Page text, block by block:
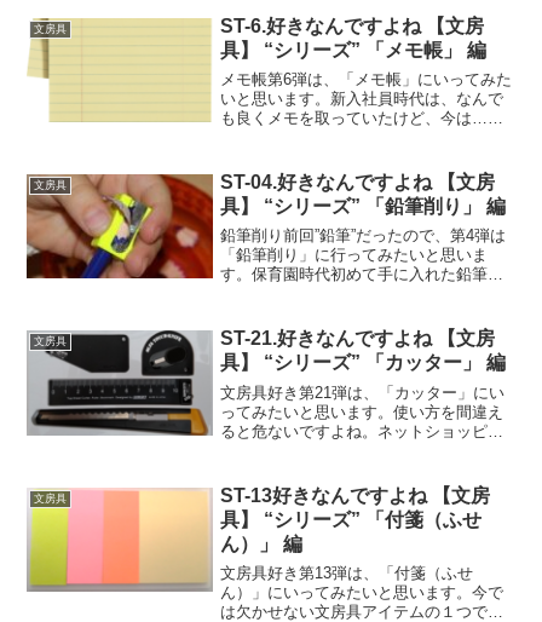
文房具
ST-6.好きなんですよね 【文房
具】 “シリーズ” 「メモ帳」 編
メモ帳第6弾は、「メモ帳」にいってみた
いと思います。新入社員時代は、なんで
も良くメモを取っていたけど、今は…ｗ
ましたね。付箋を持ち歩く機会の方が増
えている気もしますね。...
文房具
ST-04.好きなんですよね 【文房
具】 “シリーズ” 「鉛筆削り」 編
鉛筆削り前回”鉛筆”だったので、第4弾は
「鉛筆削り」に行ってみたいと思いま
す。保育園時代初めて手に入れた鉛筆削
ったときに、なんか気になっておねだり
したら買ってくれました...
文房具
ST-21.好きなんですよね 【文房
具】 “シリーズ” 「カッター」 編
文房具好き第21弾は、「カッター」にい
ってみたいと思います。使い方を間違え
ると危ないですよね。ネットショッピン
うか、今ではそのくらいにしか使用して
いない気も？小学校低学...
文房具
ST-13好きなんですよね 【文房
具】 “シリーズ” 「付箋（ふせ
ん）」 編
文房具好き第13弾は、「付箋（ふせ
ん）」にいってみたいと思います。今で
は欠かせない文房具アイテムの１つです